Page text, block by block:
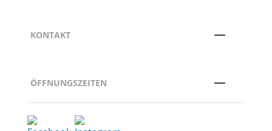
KONTAKT
ÖFFNUNGSZEITEN